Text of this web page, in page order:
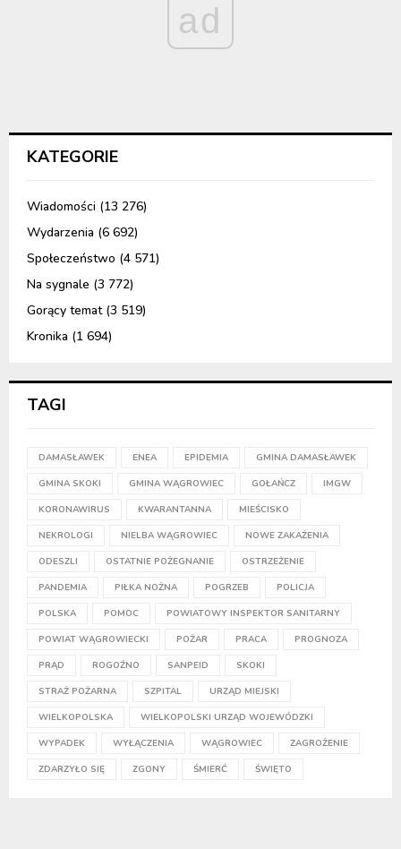
ad
KATEGORIE
Wiadomości (13 276)
Wydarzenia (6 692)
Społeczeństwo (4 571)
Na sygnale (3 772)
Gorący temat(3 519)
Kronika (1 694)
TAGI
DAMASŁAWEK ENEA EPIDEMIA GMINA DAMASŁAWEK
GMINA SKOKI GMINA WĄGROWIEC GOŁAŃCZ IMGW
KORONAWIRUS KWARANTANNA MIEŚCISKO
NEKROLOGI NIELBA WĄGROWIEC NOWE ZAKAŻENIA
ODESZLI OSTATNIE POŻEGNANIE OSTRZEŻENIE
PANDEMIA PIŁKA NOŻNA POGRZEB POLICJA
POLSKA POMOC POWIATOWY INSPEKTOR SANITARNY
POWIAT WĄGROWIECKI POŻAR PRACA PROGNOZA
PRĄD ROGOŹNO SANPEID SKOKI
STRAŻ POŻARNA SZPITAL URZĄD MIEJSKI
WIELKOPOLSKA WIELKOPOLSKI URZĄD WOJEWÓDZKI
WYPADEK WYŁĄCZENIA WĄGROWIEC ZAGROŻENIE
ZDARZYŁO SIĘ ZGONY ŚMIERĆ ŚWIĘTO